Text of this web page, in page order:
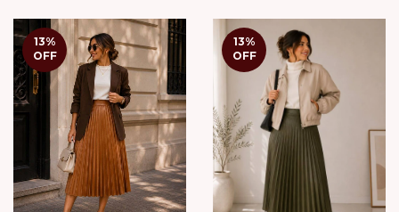
13%
OFF
13%
OFF